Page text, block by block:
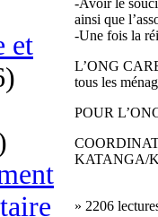
et
ainsi que
-Une fois la
L’ONG
tous les
POUR
KATANGA/
» 2206